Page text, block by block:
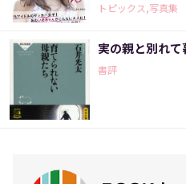
トピックス,写真集
実の親と別れ
書評